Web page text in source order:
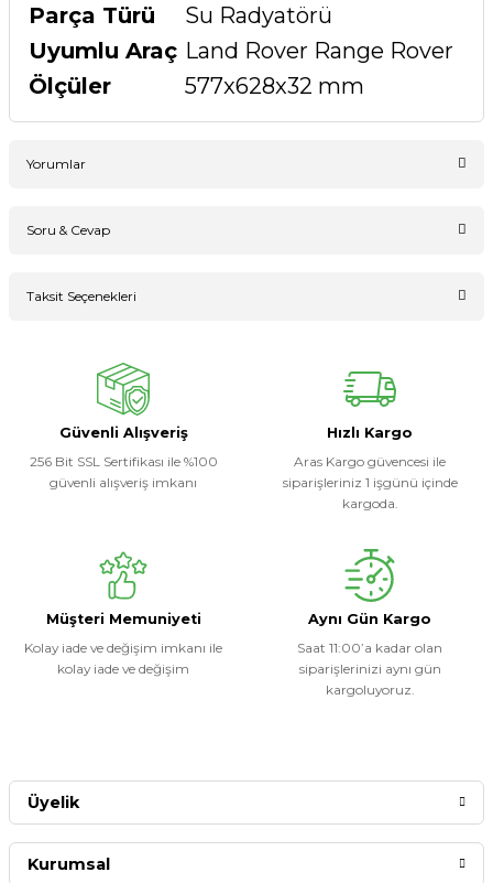
Parça Türü
Su Radyatörü
Uyumlu Araç Land Rover Range Rover
Ölçüler
577x628x32 mm
Yorumlar
Soru & Cevap
Taksit Seçenekleri
Güvenli Alışveriş
256 Bit SSL Sertifikası ile %100
güvenli alışveriş imkanı
Hızlı Kargo
Aras Kargo güvencesi ile
siparişleriniz 1 işgünü içinde
kargoda.
Müşteri Memuniyeti
Kolay iade ve değişim imkanı ile
kolay iade ve değişim
Aynı Gün Kargo
Saat 11:00’a kadar olan
siparişlerinizi aynı gün
kargoluyoruz.
Üyelik
Kurumsal